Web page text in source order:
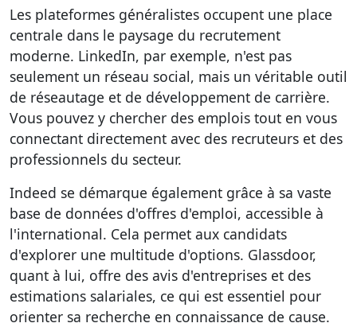
Les plateformes généralistes occupent une place
centrale dans le paysage du recrutement
moderne. LinkedIn, par exemple, n'est pas
seulement un réseau social, mais un véritable outil
de réseautage et de développement de carrière.
Vous pouvez y chercher des emplois tout en vous
connectant directement avec des recruteurs et des
professionnels du secteur.
Indeed se démarque également grâce à sa vaste
base de données d'offres d'emploi, accessible à
l'international. Cela permet aux candidats
d'explorer une multitude d'options. Glassdoor,
quant à lui, offre des avis d'entreprises et des
estimations salariales, ce qui est essentiel pour
orienter sa recherche en connaissance de cause.